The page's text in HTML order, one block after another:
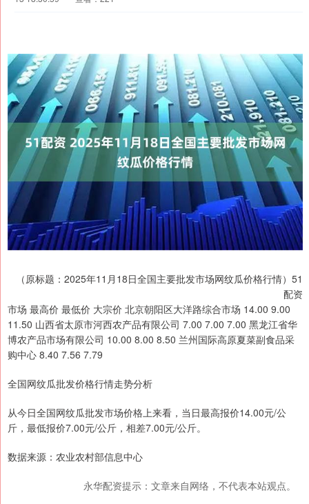
（原标题：2025年11月18日全国主要批发市场网纹瓜价格行情）51
配资
市场 最高价 最低价 大宗价 北京朝阳区大洋路综合市场 14.00 9.00
11.50 山西省太原市河西农产品有限公司 7.00 7.00 7.00 黑龙江省华
博农产品市场有限公司 10.00 8.00 8.50 兰州国际高原夏菜副食品采
购中心 8.40 7.56 7.79
全国网纹瓜批发价格行情走势分析
从今日全国网纹瓜批发市场价格上来看，当日最高报价14.00元/公
斤，最低报价7.00元/公斤，相差7.00元/公斤。
数据来源：农业农村部信息中心
永华配资提示：文章来自网络，不代表本站观点。